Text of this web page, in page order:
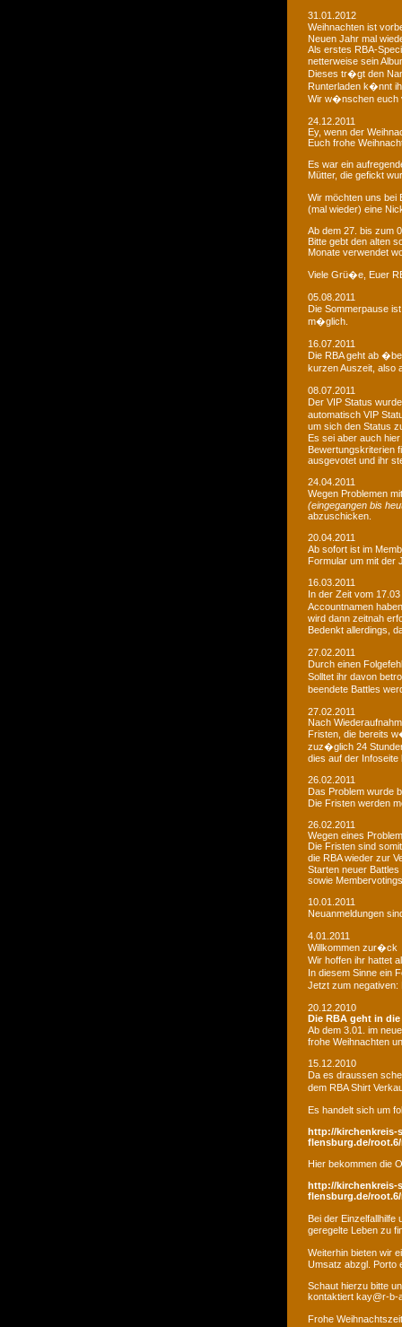
31.01.2012
Weihnachten ist
Neuen Jahr mal
Als erstes RBA-
netterweise sein
Dieses tr�gt den
Runterladen k�nnt
Wir w�nschen
24.12.2011
Ey, wenn der
Euch frohe
Es war ein
Mütter, die gefickt
Wir möchten uns bei
(mal wieder) eine
Ab dem 27. bis zum
Bitte gebt den alten
Monate verwendet
Viele Grü�e, Euer
05.08.2011
Die Sommerpause
m�glich.
16.07.2011
Die RBA geht ab
kurzen Auszeit, also
08.07.2011
Der VIP Status
automatisch VIP
um sich den Status
Es sei aber auch
Bewertungskriterien
ausgevotet und ihr
24.04.2011
Wegen Problemen
(eingegangen bis
abzuschicken.
20.04.2011
Ab sofort ist im
Formular um mit der
16.03.2011
In der Zeit vom
Accountnamen
wird dann zeitnah
Bedenkt allerdings,
27.02.2011
Durch einen
Solltet ihr davon
beendete Battles
27.02.2011
Nach
Fristen, die bereits
zuz�glich 24
dies auf der
26.02.2011
Das Problem wurde
Die Fristen werden
26.02.2011
Wegen eines
Die Fristen sind
die RBA wieder zur
Starten neuer Battles
sowie
10.01.2011
Neuanmeldungen
4.01.2011
Willkommen zur�ck
Wir hoffen ihr hattet
In diesem Sinne ein
Jetzt zum negativen:
20.12.2010
Die RBA geht in
Ab dem 3.01. im
frohe Weihnachten
15.12.2010
Da es draussen
dem RBA Shirt
Es handelt sich um
http://kirchenkreis-
flensburg.de/
Hier bekommen die
http://kirchenkreis-
flensburg.de/
Bei der
geregelte Leben zu
Weiterhin bieten wir
Umsatz abzgl. Porto
Schaut hierzu bitte
kontaktiert kay@r-b-
Frohe